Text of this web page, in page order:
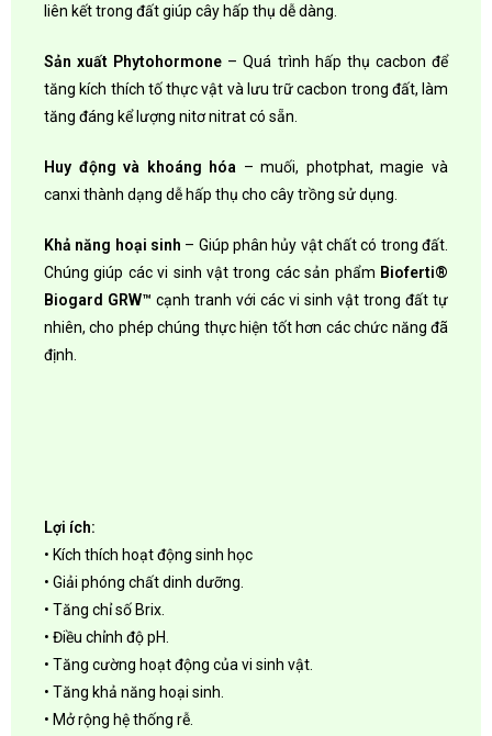
liên kết trong đất giúp cây hấp thụ dễ dàng.
Sản xuất Phytohormone – Quá trình hấp thụ cacbon để
tăng kích thích tố thực vật và lưu trữ cacbon trong đất, làm
tăng đáng kể lượng nitơ nitrat có sẵn.
Huy động và khoáng hóa – muối, photphat, magie và
canxi thành dạng dễ hấp thụ cho cây trồng sử dụng.
Khả năng hoại sinh – Giúp phân hủy vật chất có trong đất.
Chúng giúp các vi sinh vật trong các sản phẩm Bioferti®
Biogard GRW™ cạnh tranh với các vi sinh vật trong đất tự
nhiên, cho phép chúng thực hiện tốt hơn các chức năng đã
định.
Lợi ích:
• Kích thích hoạt động sinh học
• Giải phóng chất dinh dưỡng.
• Tăng chỉ số Brix.
• Điều chỉnh độ pH.
• Tăng cường hoạt động của vi sinh vật.
• Tăng khả năng hoại sinh.
• Mở rộng hệ thống rễ.